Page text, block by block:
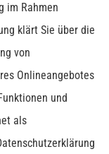
im Rahmen
klärt Sie über die
von
Onlineangebotes
und
als